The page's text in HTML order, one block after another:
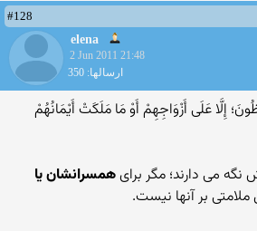
#128
elena
2 Jun 2011 21:48
ارسالها: 350
إِلَّا عَلَى أَزْوَاجِهِمْ أَوْ مَا مَلَكَتْ أَيْمَانُهُمْ
می دارند؛ مگر برایهمسرانشان يا
ملامتی بر آنها نيست.